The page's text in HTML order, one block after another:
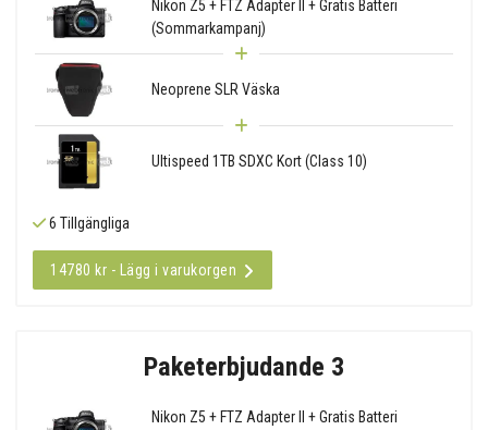
Nikon Z5 + FTZ Adapter II + Gratis Batteri
(Sommarkampanj)
Neoprene SLR Väska
Ultispeed 1TB SDXC Kort (Class 10)
6 Tillgängliga
14780 kr - Lägg i varukorgen
Paketerbjudande 3
Nikon Z5 + FTZ Adapter II + Gratis Batteri